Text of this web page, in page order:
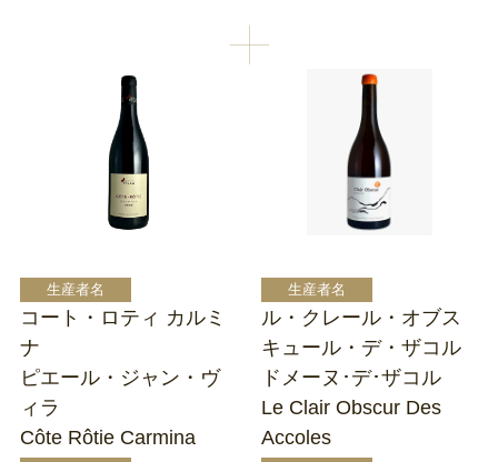
コート・ロティ カルミ
ナ
ピエール・ジャン・ヴ
ィラ
Côte Rôtie Carmina
ル・クレール・オブス
キュール・デ・ザコル
ドメーヌ･デ･ザコル
Le Clair Obscur Des
Accoles